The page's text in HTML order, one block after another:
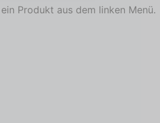
Produkt aus dem linken Menü.